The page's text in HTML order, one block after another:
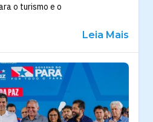
o turismo e o
Leia Mais